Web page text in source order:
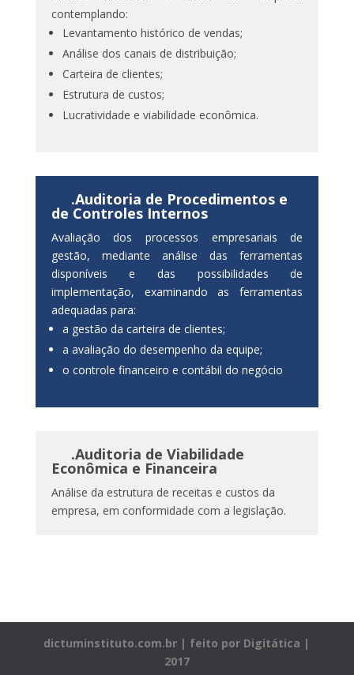
contemplando:
Levantamento histórico de vendas;
Análise dos canais de distribuição;
Carteira de clientes;
Estrutura de custos;
Lucratividade e viabilidade econômica.
.Auditoria de Procedimentos e
de Controles Internos
Avaliação dos processos empresariais de
gestão, mediante análise das ferramentas
disponíveis e das possibilidades de
implementação, examinando as ferramentas
adequadas para:
a gestão da carteira de clientes;
a avaliação do desempenho da equipe;
o controle financeiro e contábil do negócio
.Auditoria de Viabilidade
Econômica e Financeira
Análise da estrutura de receitas e custos da
empresa, em conformidade com a legislação.
dictuminstituto.com.br | feito por Digitática |
2017